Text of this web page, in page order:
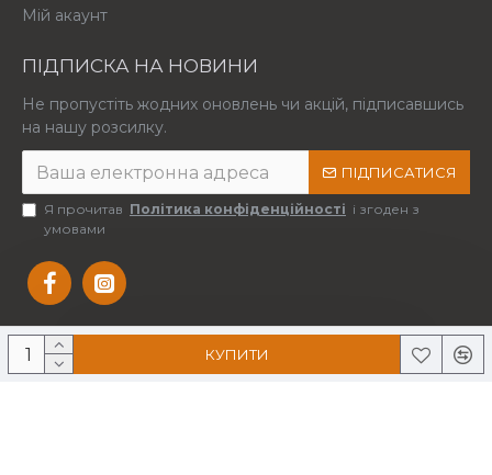
КУПИТИ
Мій акаунт
ПІДПИСКА НА НОВИНИ
Не пропустіть жодних оновлень чи акцій, підписавшись
на нашу розсилку.
ПІДПИСАТИСЯ
Я прочитав Політика конфіденційності і згоден з
умовами
Copyright © 2025 Усі права захищені